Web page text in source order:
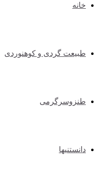
خانه
طبیعت گردی و کوهنوردی
طنزوسرگرمی
دانستنیها